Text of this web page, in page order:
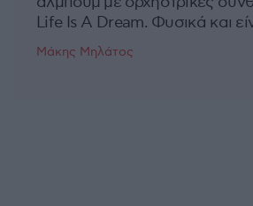
Life Is A Dream. Φυσικά και
Μάκης Μηλάτος